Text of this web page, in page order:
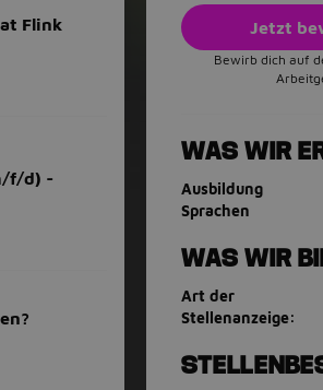
Flink
f/d) -
Jetzt
Bewirb dich auf
WAS WIR
Ausbildung
Sprachen
WAS WIR
Art der
Stellenanzeige: